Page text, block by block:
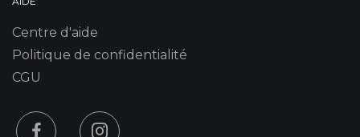
Centre d'aide
Politique de confidentialité
CGU